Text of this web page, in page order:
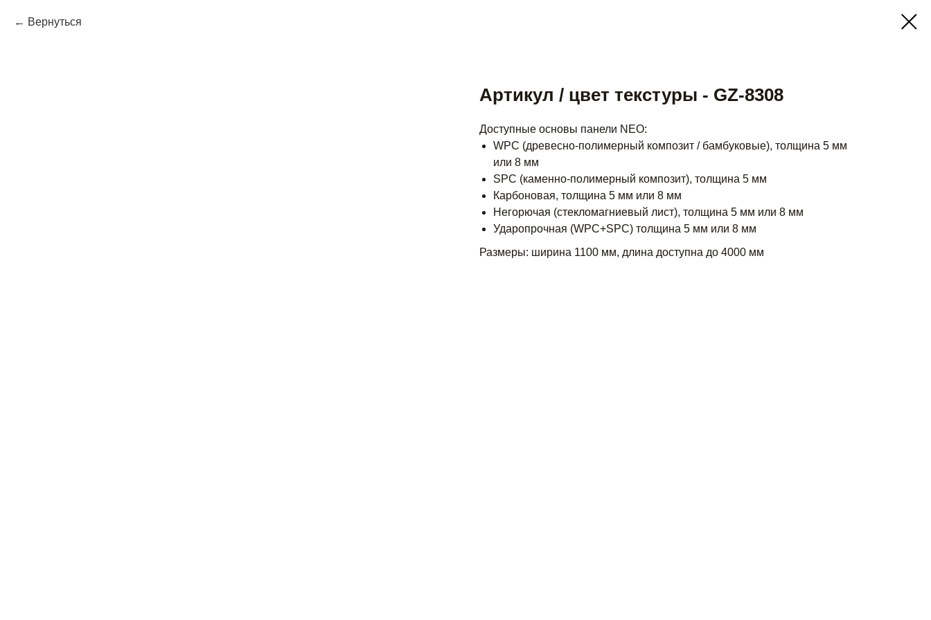
Вернуться
Артикул / цвет текстуры - GZ-8308
Доступные основы панели NEO:
WPC (древесно-полимерный композит / бамбуковые), толщина 5 мм
или 8 мм
SPC (каменно-полимерный композит), толщина 5 мм
Карбоновая, толщина 5 мм или 8 мм
Негорючая (стекломагниевый лист), толщина 5 мм или 8 мм
Ударопрочная (WPC+SPC) толщина 5 мм или 8 мм
Размеры: ширина 1100 мм, длина доступна до 4000 мм